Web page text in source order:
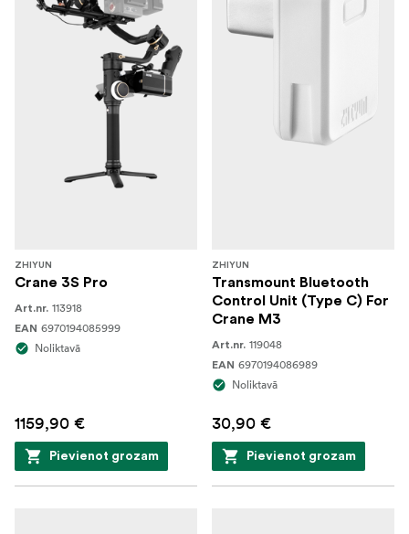
ZHIYUN
Crane 3S Pro
Art.nr. 113918
EAN 6970194085999
Noliktavā
1159,90 €
Pievienot grozam
ZHIYUN
Transmount Bluetooth
Control Unit (Type C) For
Crane M3
Art.nr. 119048
EAN 6970194086989
Noliktavā
30,90 €
Pievienot grozam